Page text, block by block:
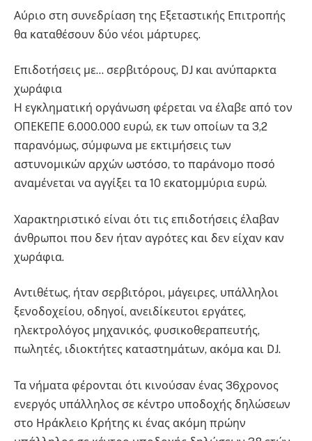
Αύριο στη συνεδρίαση της Εξεταστικής Επιτροπής
θα καταθέσουν δύο νέοι μάρτυρες.
Επιδοτήσεις με… σερβιτόρους, DJ και ανύπαρκτα
χωράφια
Η εγκληματική οργάνωση φέρεται να έλαβε από τον
ΟΠΕΚΕΠΕ 6.000.000 ευρώ, εκ των οποίων τα 3,2
παρανόμως, σύμφωνα με εκτιμήσεις των
αστυνομικών αρχών ωστόσο, το παράνομο ποσό
αναμένεται να αγγίξει τα 10 εκατομμύρια ευρώ.
Χαρακτηριστικό είναι ότι τις επιδοτήσεις έλαβαν
άνθρωποι που δεν ήταν αγρότες και δεν είχαν καν
χωράφια.
Αντιθέτως, ήταν σερβιτόροι, μάγειρες, υπάλληλοι
ξενοδοχείου, οδηγοί, ανειδίκευτοι εργάτες,
ηλεκτρολόγος μηχανικός, φυσικοθεραπευτής,
πωλητές, ιδιοκτήτες καταστημάτων, ακόμα και DJ.
Τα νήματα φέρονται ότι κινούσαν ένας 36χρονος
ενεργός υπάλληλος σε κέντρο υποδοχής δηλώσεων
στο Ηράκλειο Κρήτης κι ένας ακόμη πρώην